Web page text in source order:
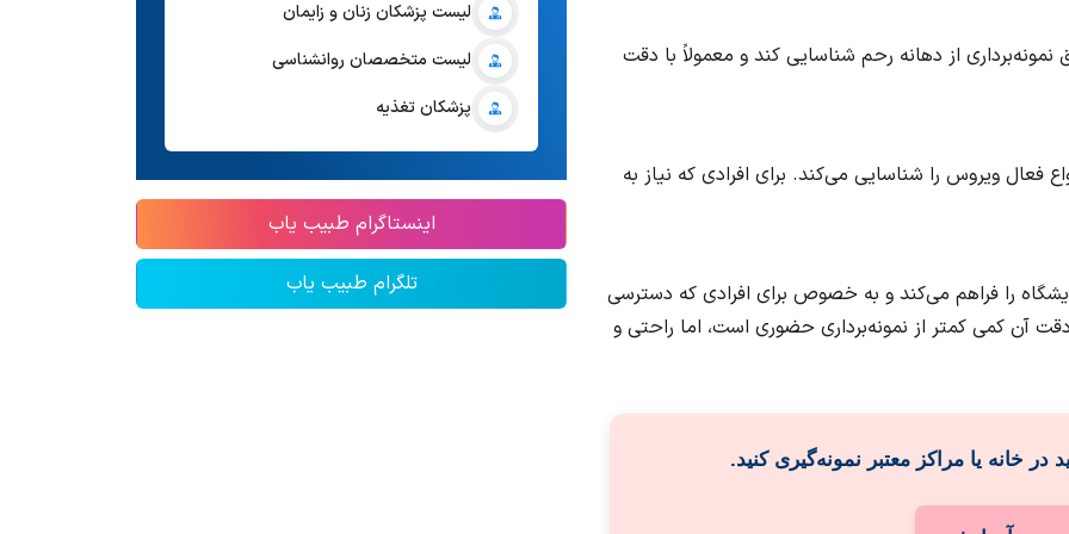
از دهانه رحم شناسایی کند و معمولاً با دقت
ویروس را شناسایی می‌کند. برای افرادی که نیاز به
را فراهم می‌کند و به خصوص برای افرادی که دسترسی
آن کمی کمتر از نمونه‌برداری حضوری است، اما راحتی و
در خانه یا مراکز معتبر نمونه‌گیری کنید.
لیست پزشکان زنان و زایمان
لیست متخصصان روانشناسی
پزشکان تغذیه
اینستاگرام طبیب یاب
تلگرام طبیب یاب